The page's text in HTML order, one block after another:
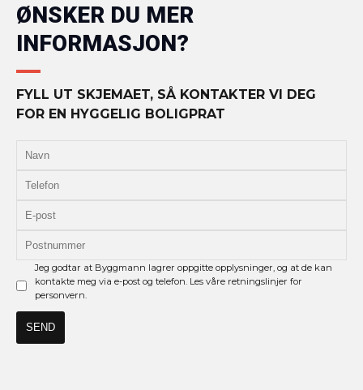
ØNSKER DU MER
INFORMASJON?
FYLL UT SKJEMAET, SÅ KONTAKTER VI DEG
FOR EN HYGGELIG BOLIGPRAT
Jeg godtar at Byggmann lagrer oppgitte opplysninger, og at de kan
kontakte meg via e-post og telefon. Les våre retningslinjer for
personvern.